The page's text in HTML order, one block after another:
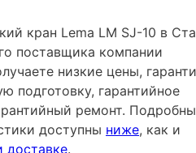
кран Lema LM SJ-10 в
поставщика компании
низкие цены,
подготовку, гарантийное
ремонт.
доступны ниже, как и
доставке.